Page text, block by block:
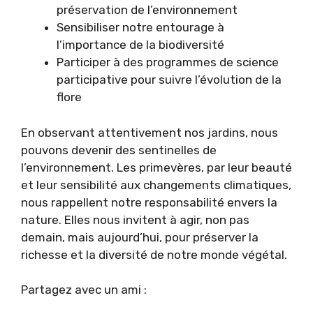
préservation de l’environnement
Sensibiliser notre entourage à
l’importance de la biodiversité
Participer à des programmes de science
participative pour suivre l’évolution de la
flore
En observant attentivement nos jardins, nous
pouvons devenir des sentinelles de
l’environnement. Les primevères, par leur beauté
et leur sensibilité aux changements climatiques,
nous rappellent notre responsabilité envers la
nature. Elles nous invitent à agir, non pas
demain, mais aujourd’hui, pour préserver la
richesse et la diversité de notre monde végétal.
Partagez avec un ami :